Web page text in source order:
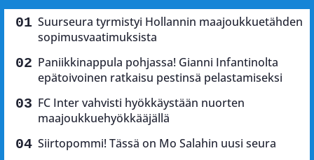
Suurseura tyrmistyi Hollannin maajoukkuetähden
sopimusvaatimuksista
Paniikkinappula pohjassa! Gianni Infantinolta
epätoivoinen ratkaisu pestinsä pelastamiseksi
FC Inter vahvisti hyökkäystään nuorten
maajoukkuehyökkääjällä
Siirtopommi! Tässä on Mo Salahin uusi seura